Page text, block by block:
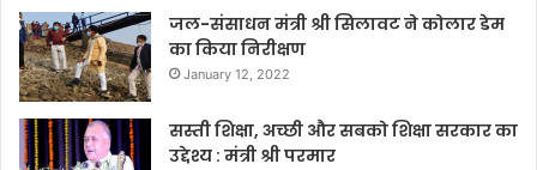
जल-संसाधन मंत्री श्री सिलावट ने कोलार डेम
का किया निरीक्षण
January 12, 2022
सस्ती शिक्षा, अच्छी और सबको शिक्षा सरकार का
उद्देश्य : मंत्री श्री परमार